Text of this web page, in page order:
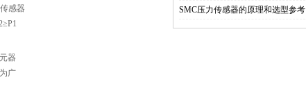
感器
器
广
SMC压力传感器的原理和选型参考